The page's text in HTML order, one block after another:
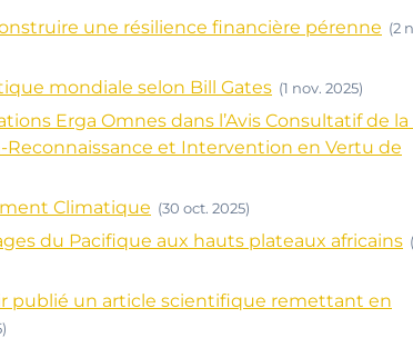
une résilience financière pérenne (2
mondiale selon Bill Gates (1 nov. 2025)
Erga Omnes dans l’Avis Consultatif de la
et Intervention en Vertu de
Climatique (30 oct. 2025)
du Pacifique aux hauts plateaux africains
publié un article scientifique remettant en